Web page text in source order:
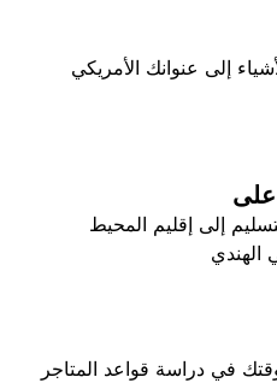
إلى عنوانك الأمريكي
إلى إقليم المحيط
الهندي
في دراسة قواعد المتاجر